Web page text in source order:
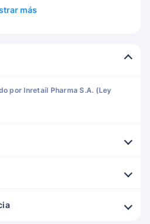
más
por Inretail Pharma S.A. (Ley